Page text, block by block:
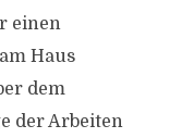
einen
Haus
dem
der Arbeiten